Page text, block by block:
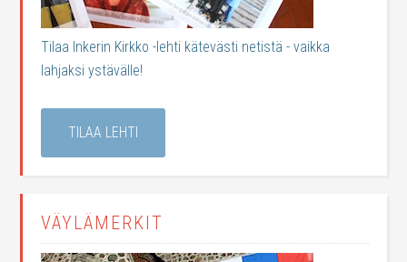
Tilaa Inkerin Kirkko -lehti kätevästi netistä - vaikka
lahjaksi ystävälle!
TILAA LEHTI
VÄYLÄMERKIT